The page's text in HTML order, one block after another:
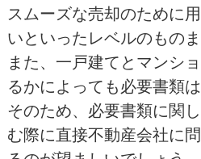
スムーズな売却のために
いといったレベルのもの
また、一戸建てとマンシ
るかによっても必要書類は
そのため、必要書類に関
む際に直接不動産会社に